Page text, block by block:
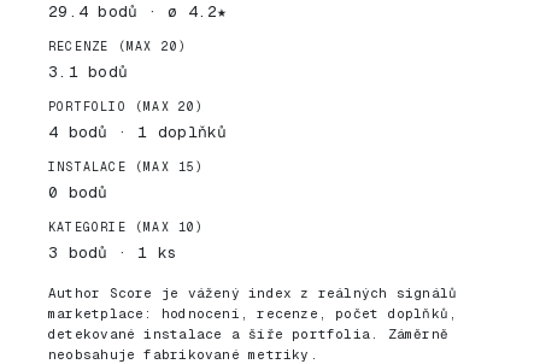
29.4 bodů · ø 4.2★
RECENZE (MAX 20)
3.1 bodů
PORTFOLIO (MAX 20)
4 bodů · 1 doplňků
INSTALACE (MAX 15)
0 bodů
KATEGORIE (MAX 10)
3 bodů · 1 ks
Author Score je vážený index z reálných signálů
marketplace: hodnocení, recenze, počet doplňků,
detekované instalace a šíře portfolia. Záměrně
neobsahuje fabrikované metriky.